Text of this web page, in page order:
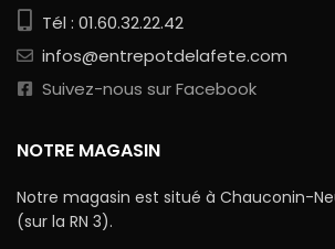
Tél : 01.60.32.22.42
infos@entrepotdelafete.com
Suivez-nous sur Facebook
NOTRE MAGASIN
Notre magasin est situé à Chauconin-
(sur la RN 3).